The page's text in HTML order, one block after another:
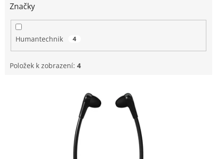
Značky
Humantechnik 4
Položek k zobrazení: 4